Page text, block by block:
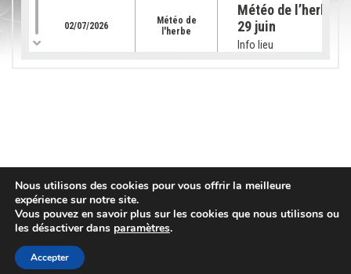
02/07/2026
Météo de
l'herbe
Météo de l’herbe –
29 juin
Info lieu
18/06/2026
l'herbe
Météo de l’herbe –
Info lieu
Nous utilisons des cookies pour vous offrir la meilleure
expérience sur notre site.
Vous pouvez en savoir plus sur les cookies que nous utilisons ou
les désactiver dans paramètres.
Accepter